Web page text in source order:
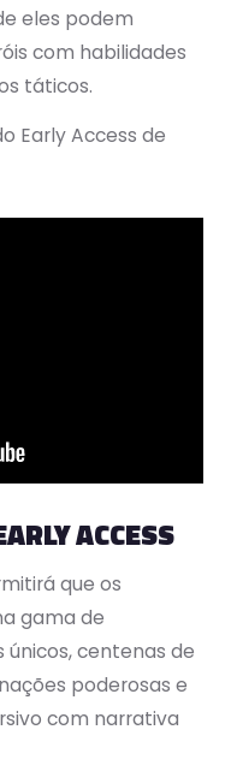
eles podem
com habilidades
táticos.
Early Access de
ACCESS
que os
gama de
únicos, centenas de
poderosas e
com narrativa